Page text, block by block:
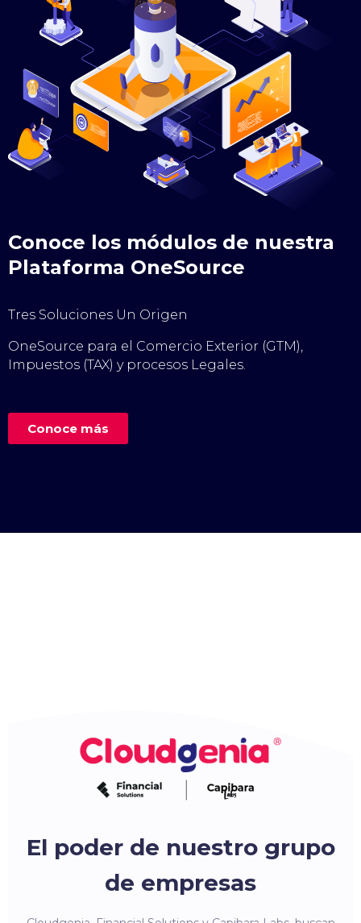
Conoce los módulos de nuestra
Plataforma OneSource
Tres Soluciones Un Origen
OneSource para el Comercio Exterior (GTM),
Impuestos (TAX) y procesos Legales.
Conoce más
El poder de nuestro grupo
de empresas